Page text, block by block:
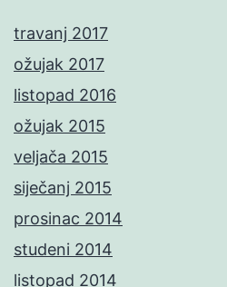
travanj 2017
ožujak 2017
listopad 2016
ožujak 2015
veljača 2015
siječanj 2015
prosinac 2014
studeni 2014
listopad 2014